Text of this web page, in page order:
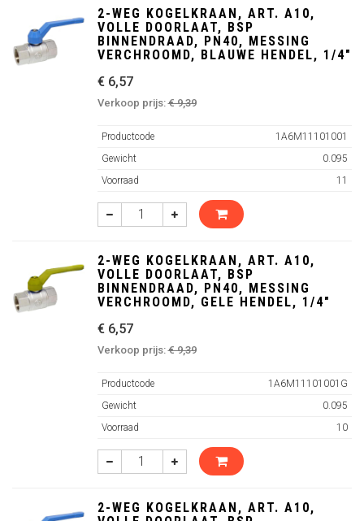
2-WEG KOGELKRAAN, ART. A10,
VOLLE DOORLAAT, BSP
BINNENDRAAD, PN40, MESSING
VERCHROOMD, BLAUWE HENDEL, 1/4"
€ 6,57
Verkoop prijs:€ 9,39
Productcode
1A6M11101001
Gewicht
0.095
Voorraad
11
2-WEG KOGELKRAAN, ART. A10,
VOLLE DOORLAAT, BSP
BINNENDRAAD, PN40, MESSING
VERCHROOMD, GELE HENDEL, 1/4"
€ 6,57
Verkoop prijs:€ 9,39
Productcode
1A6M11101001G
Gewicht
0.095
Voorraad
10
2-WEG KOGELKRAAN, ART. A10,